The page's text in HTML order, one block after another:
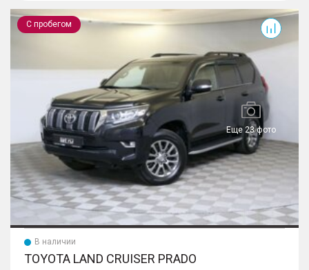
С пробегом
Еще 23 фото
Land Cruiser Prado
В наличии
TOYOTA LAND CRUISER PRADO